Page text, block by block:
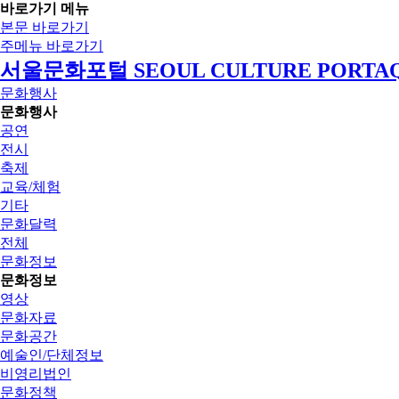
바로가기 메뉴
본문 바로가기
주메뉴 바로가기
서울문화포털 SEOUL CULTURE
문화행사
문화행사
공연
전시
축제
교육/체험
기타
문화달력
전체
문화정보
문화정보
영상
문화자료
문화공간
예술인/단체정보
비영리법인
문화정책